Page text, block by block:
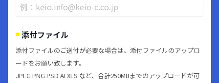
添付ファイル
添付ファイルのご送付が必要な場合は、添付ファイルのアップロ
ードをお願い致します。
JPEG PNG PSD AI XLS など、合計250MBまでのアップロードが可